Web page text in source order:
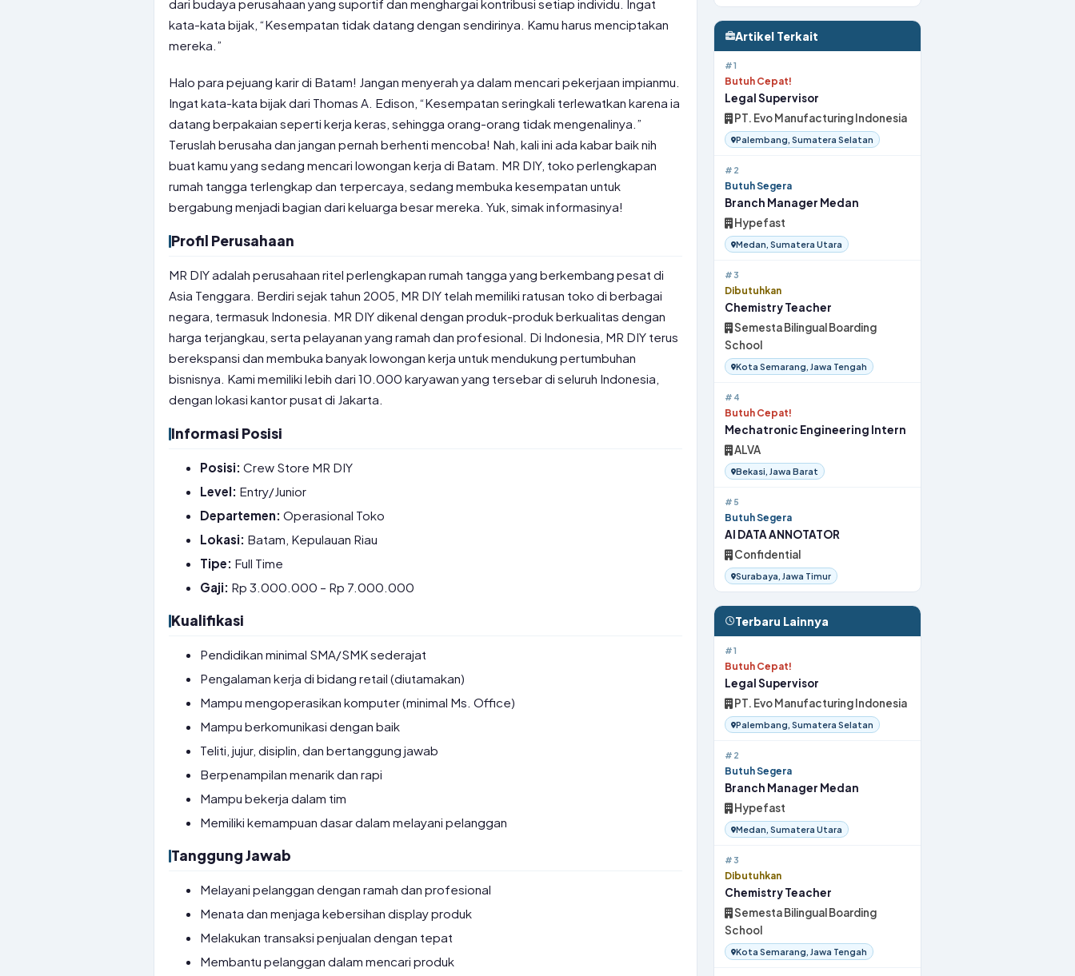
dari budaya perusahaan yang suportif dan menghargai kontribusi setiap individu. Ingat
kata-kata bijak, “Kesempatan tidak datang dengan sendirinya. Kamu harus menciptakan
mereka.”
Halo para pejuang karir di Batam! Jangan menyerah ya dalam mencari pekerjaan impianmu.
Ingat kata-kata bijak dari Thomas A. Edison, “Kesempatan seringkali terlewatkan karena ia
datang berpakaian seperti kerja keras, sehingga orang-orang tidak mengenalinya.”
Teruslah berusaha dan jangan pernah berhenti mencoba! Nah, kali ini ada kabar baik nih
buat kamu yang sedang mencari lowongan kerja di Batam. MR DIY, toko perlengkapan
rumah tangga terlengkap dan terpercaya, sedang membuka kesempatan untuk
bergabung menjadi bagian dari keluarga besar mereka. Yuk, simak informasinya!
Profil Perusahaan
MR DIY adalah perusahaan ritel perlengkapan rumah tangga yang berkembang pesat di
Asia Tenggara. Berdiri sejak tahun 2005, MR DIY telah memiliki ratusan toko di berbagai
negara, termasuk Indonesia. MR DIY dikenal dengan produk-produk berkualitas dengan
harga terjangkau, serta pelayanan yang ramah dan profesional. Di Indonesia, MR DIY terus
berekspansi dan membuka banyak lowongan kerja untuk mendukung pertumbuhan
bisnisnya. Kami memiliki lebih dari 10.000 karyawan yang tersebar di seluruh Indonesia,
dengan lokasi kantor pusat di Jakarta.
Informasi Posisi
Posisi: Crew Store MR DIY
Level: Entry/Junior
Departemen: Operasional Toko
Lokasi: Batam, Kepulauan Riau
Tipe: Full Time
Gaji: Rp 3.000.000 – Rp 7.000.000
Kualifikasi
Pendidikan minimal SMA/SMK sederajat
Pengalaman kerja di bidang retail (diutamakan)
Mampu mengoperasikan komputer (minimal Ms. Office)
Mampu berkomunikasi dengan baik
Teliti, jujur, disiplin, dan bertanggung jawab
Berpenampilan menarik dan rapi
Mampu bekerja dalam tim
Memiliki kemampuan dasar dalam melayani pelanggan
Tanggung Jawab
Melayani pelanggan dengan ramah dan profesional
Menata dan menjaga kebersihan display produk
Melakukan transaksi penjualan dengan tepat
Membantu pelanggan dalam mencari produk
Artikel Terkait
#1
Butuh Cepat!
Legal Supervisor
PT. Evo Manufacturing Indonesia
Palembang, Sumatera Selatan
#2
Butuh Segera
Branch Manager Medan
Hypefast
Medan, Sumatera Utara
#3
Dibutuhkan
Chemistry Teacher
Semesta Bilingual Boarding
School
Kota Semarang, Jawa Tengah
#4
Butuh Cepat!
Mechatronic Engineering Intern
ALVA
Bekasi, Jawa Barat
#5
Butuh Segera
AI DATA ANNOTATOR
Confidential
Surabaya, Jawa Timur
Terbaru Lainnya
#1
Butuh Cepat!
Legal Supervisor
PT. Evo Manufacturing Indonesia
Palembang, Sumatera Selatan
#2
Butuh Segera
Branch Manager Medan
Hypefast
Medan, Sumatera Utara
#3
Dibutuhkan
Chemistry Teacher
Semesta Bilingual Boarding
School
Kota Semarang, Jawa Tengah